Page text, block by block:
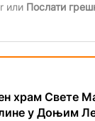
или Послати
храм Свете
у Доњим